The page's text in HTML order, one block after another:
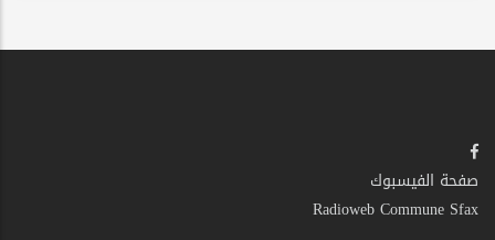
صفحة الفيسبوك
Radioweb Commune Sfax